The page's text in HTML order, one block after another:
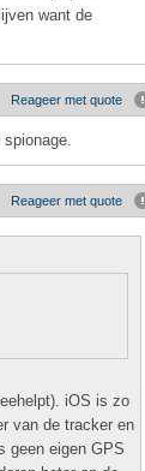
want de
Reageer met quote
Reageer met quote
iOS is zo
van de tracker en
geen eigen GPS